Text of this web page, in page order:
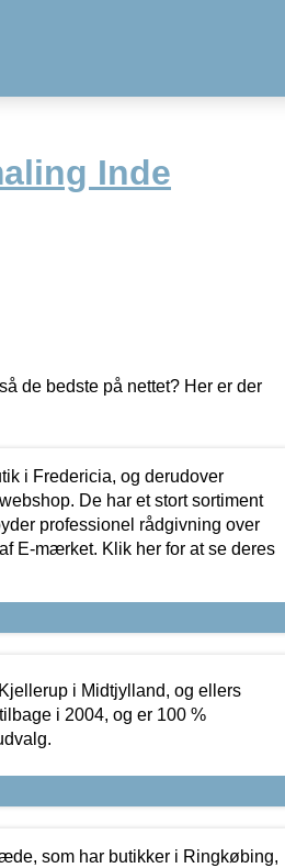
Inde
de bedste på nettet? Her er der
i Fredericia, og derudover
De har et stort sortiment
professionel rådgivning over
E-mærket. Klik her for at se deres
i Midtjylland, og ellers
i 2004, og er 100 %
som har butikker i Ringkøbing,